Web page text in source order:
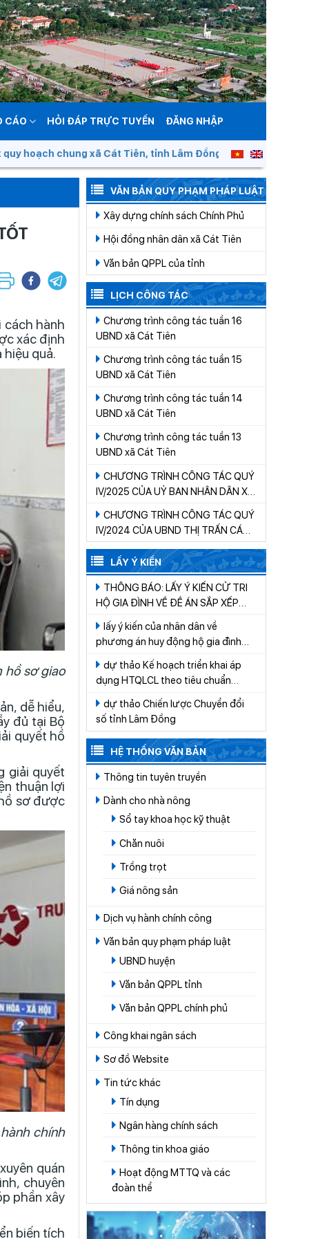
CÁO HỎI ĐÁP TRỰC TUYẾN ĐĂNG NHẬP
chung xã Cát Tiên, tỉnh Lâm Đồng đến năm 2050
cách hành
xác định
quả.
hồ sơ giao
dễ hiểu,
đủ tại Bộ
quyết hồ
giải quyết
thuận lợi
sơ được
chính
quán
chuyên
phần xây
biến tích
VĂN BẢN QUY PHẠM PHÁP LUẬT
Xây dựng chính sách Chính Phủ
Hội đồng nhân dân xã Cát Tiên
Văn bản QPPL của tỉnh
LỊCH CÔNG TÁC
Chương trình công tác tuần 16
UBND xã Cát Tiên
Chương trình công tác tuần 15
UBND xã Cát Tiên
Chương trình công tác tuần 14
UBND xã Cát Tiên
Chương trình công tác tuần 13
UBND xã Cát Tiên
CHƯƠNG TRÌNH CÔNG TÁC QUÝ
IV/2025 CỦA UỶ BAN NHÂN DÂN XÃ
CHƯƠNG TRÌNH CÔNG TÁC QUÝ
IV/2024 CỦA UBND THỊ TRẤN CÁT
TIÊN
LẤY Ý KIẾN
HỘ GIA ĐÌNH VỀ ĐỀ ÁN SẮP XẾP
THÔN, BUÔN TRÊN ĐỊA BÀN XÃ
CÁT TIÊN
lấy ý kiến của nhân dân về
phương án huy động hộ gia đình
tham gia đóng góp tiền để thực
hiện công tác quản lý nghĩa trang
trên địa bàn xã Cát Tiên giai đoạn
2026-2030
dự thảo Kế hoạch triển khai áp
dụng HTQLCL theo tiêu chuẩn
quốc gia TCVN ISO 9001:2015 vào
hoạt động của các cơ quan, tổ
chức thuộc hệ thống hành chính
nhà nước trên địa bàn tỉnh Lâm
Đồng năm 2026
dự thảo Chiến lược Chuyển đổi
số tỉnh Lâm Đồng
HỆ THỐNG VĂN BẢN
Thông tin tuyên truyền
Dành cho nhà nông
Sổ tay khoa học kỹ thuật
Chăn nuôi
Trồng trọt
Giá nông sản
Dịch vụ hành chính công
Văn bản quy phạm pháp luật
UBND huyện
Văn bản QPPL tỉnh
Văn bản QPPL chính phủ
Công khai ngân sách
Sơ đồ Website
Tin tức khác
Tín dụng
Ngân hàng chính sách
Thông tin khoa giáo
Hoạt động MTTQ và các
đoàn thể